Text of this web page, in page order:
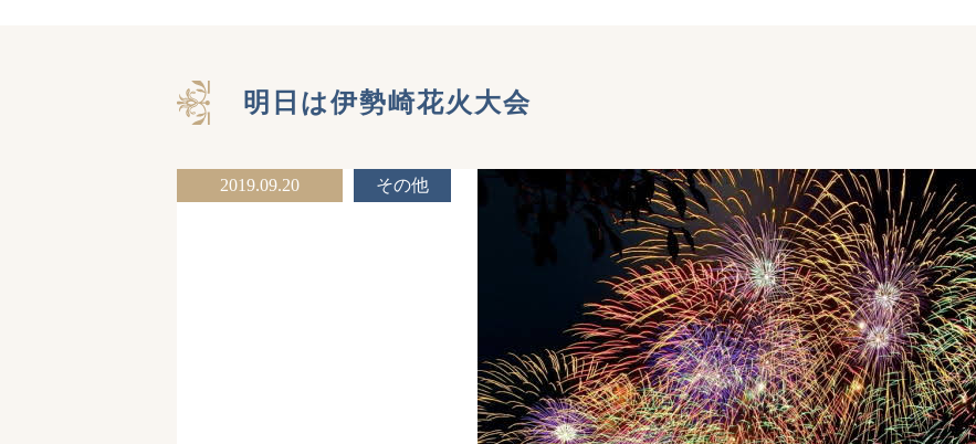
明日は伊勢崎花火大会
2019.09.20 その他